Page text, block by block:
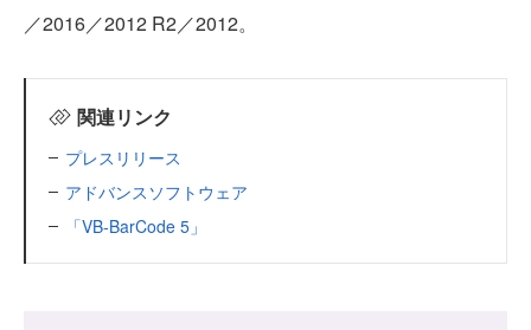
／2016／2012 R2／2012。
関連リンク
プレスリリース
アドバンスソフトウェア
「VB-BarCode 5」